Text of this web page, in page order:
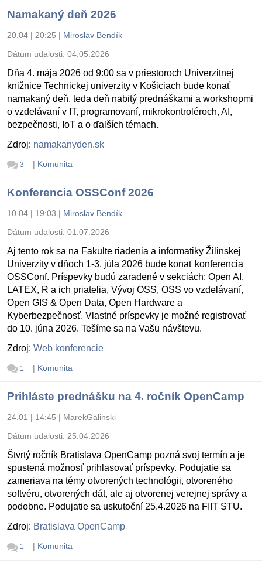
Namakaný deň 2026
20.04 | 20:25 | Miroslav Bendík
Dátum udalosti: 04.05.2026
Dňa 4. mája 2026 od 9:00 sa v priestoroch Univerzitnej
knižnice Technickej univerzity v Košiciach bude konať
namakaný deň, teda deň nabitý prednáškami a workshopmi
o vzdelávaní v IT, programovaní, mikrokontroléroch, AI,
bezpečnosti, IoT a o ďalších témach.
Zdroj: namakanyden.sk
3 | Komunita
Konferencia OSSConf 2026
10.04 | 19:03 | Miroslav Bendík
Dátum udalosti: 01.07.2026
Aj tento rok sa na Fakulte riadenia a informatiky Žilinskej
Univerzity v dňoch 1-3. júla 2026 bude konať konferencia
OSSConf. Príspevky budú zaradené v sekciách: Open AI,
LATEX, R a ich priatelia, Vývoj OSS, OSS vo vzdelávaní,
Open GIS & Open Data, Open Hardware a
Kyberbezpečnosť. Vlastné príspevky je možné registrovať
do 10. júna 2026. Tešíme sa na Vašu návštevu.
Zdroj: Web konferencie
1 | Komunita
Prihláste prednášku na 4. ročník OpenCamp
24.01 | 14:45 | MarekGalinski
Dátum udalosti: 25.04.2026
Štvrtý ročník Bratislava OpenCamp pozná svoj termín a je
spustená možnosť prihlasovať príspevky. Podujatie sa
zameriava na témy otvorených technológii, otvoreného
softvéru, otvorených dát, ale aj otvorenej verejnej správy a
podobne. Podujatie sa uskutoční 25.4.2026 na FIIT STU.
Zdroj: Bratislava OpenCamp
1 | Komunita